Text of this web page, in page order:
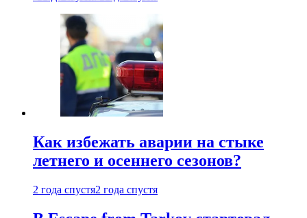
Как избежать аварии на стыке
летнего и осеннего сезонов?
2 года спустя2 года спустя